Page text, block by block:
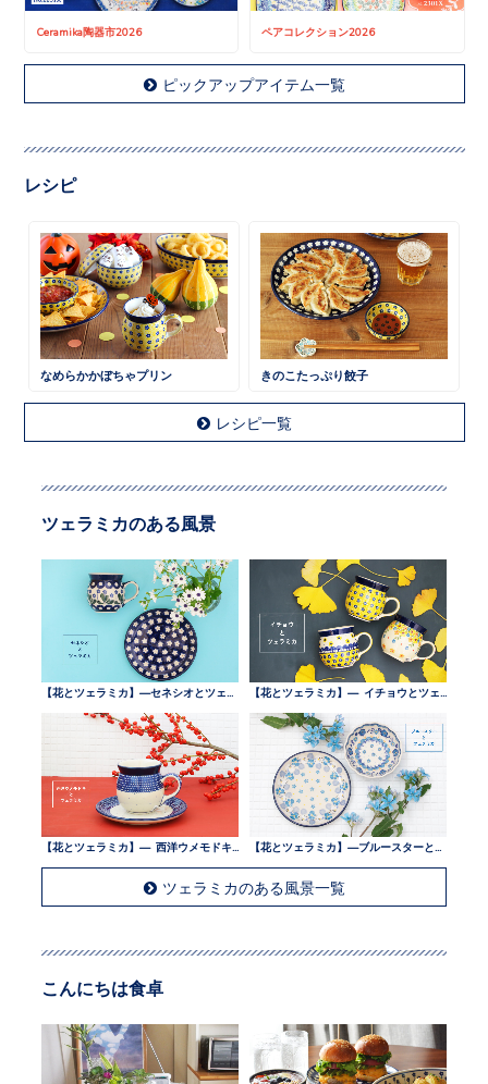
Ceramika陶器市2026 ペアコレクション2026
ピックアップアイテム一覧
レシピ
なめらかかぼちゃプリン きのこたっぷり餃子
レシピ一覧
ツェラミカのある風景
ツェラミカのある風景一覧
こんにちは食卓